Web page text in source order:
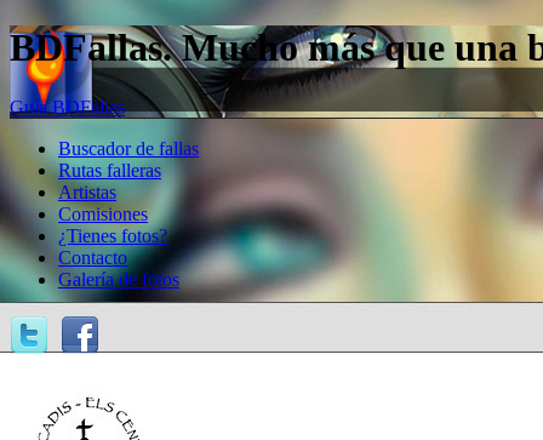
BDFallas. Mucho más que una
Guía BDFallas
Buscador de fallas
Rutas falleras
Artistas
Comisiones
¿Tienes fotos?
Contacto
Galería de fotos